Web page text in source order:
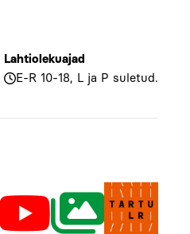
Lahtiolekuajad
E-R 10-18, L ja P suletud.